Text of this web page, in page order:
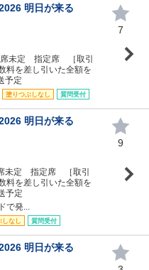
明日が来る
席未定 指定席 ［取引
料を差し引いた全額を
予定
塗りつぶしなし 質問受付
7
明日が来る
未定 指定席 ［取引
料を差し引いた全額を
予定
で発...
しなし 質問受付
9
明日が来る